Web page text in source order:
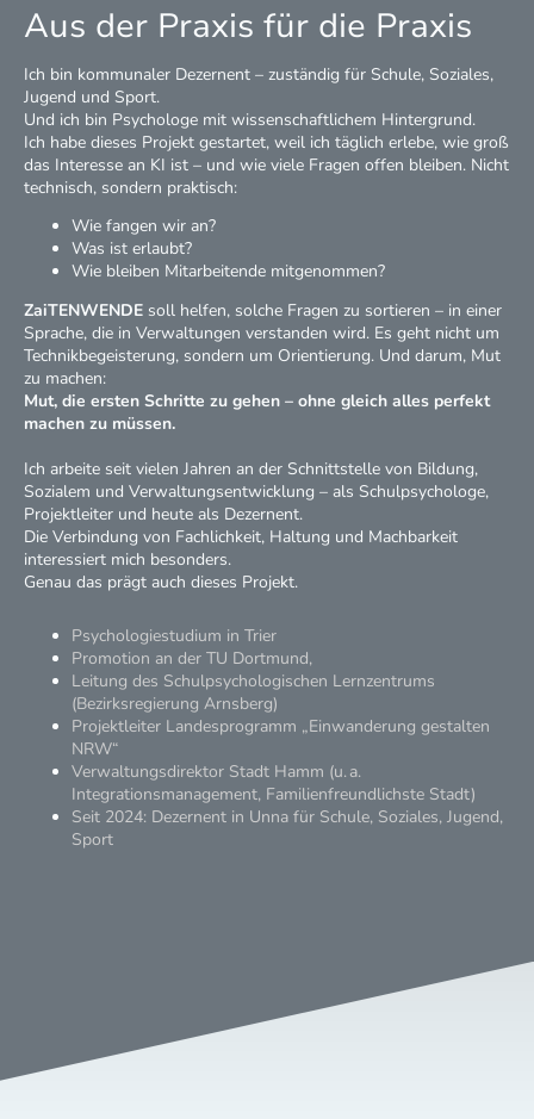
Aus der Praxis für die Praxis
Ich bin kommunaler Dezernent – zuständig für Schule, Soziales,
Jugend und Sport.
Und ich bin Psychologe mit wissenschaftlichem Hintergrund.
Ich habe dieses Projekt gestartet, weil ich täglich erlebe, wie groß
das Interesse an KI ist – und wie viele Fragen offen bleiben. Nicht
technisch, sondern praktisch:
Wie fangen wir an?
Was ist erlaubt?
Wie bleiben Mitarbeitende mitgenommen?
ZaiTENWENDE soll helfen, solche Fragen zu sortieren – in einer
Sprache, die in Verwaltungen verstanden wird. Es geht nicht um
Technikbegeisterung, sondern um Orientierung. Und darum, Mut
zu machen:
Mut, die ersten Schritte zu gehen – ohne gleich alles perfekt
machen zu müssen.
Ich arbeite seit vielen Jahren an der Schnittstelle von Bildung,
Sozialem und Verwaltungsentwicklung – als Schulpsychologe,
Projektleiter und heute als Dezernent.
Die Verbindung von Fachlichkeit, Haltung und Machbarkeit
interessiert mich besonders.
Genau das prägt auch dieses Projekt.
Psychologiestudium in Trier
Promotion an der TU Dortmund,
Leitung des Schulpsychologischen Lernzentrums
(Bezirksregierung Arnsberg)
Projektleiter Landesprogramm „Einwanderung gestalten
NRW“
Verwaltungsdirektor Stadt Hamm (u. a.
Integrationsmanagement, Familienfreundlichste Stadt)
Seit 2024: Dezernent in Unna für Schule, Soziales, Jugend,
Sport